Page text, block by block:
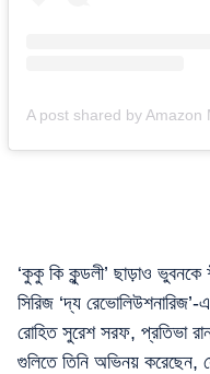
‘কুকু কি কুন্ডলী’ ছাড়াও
সিরিজ ‘দ্য
রোহিত সুরেশ সরফ, প্রতিভা
গুলিতে তিনি অভিনয় করেছেন,